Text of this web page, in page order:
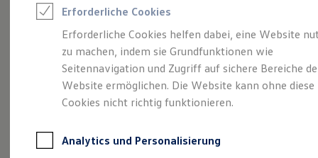
Saisonangebote
Leasing
Leasing-Angebote
Gebrauchtwagen Leasing
Junge Gebrauchtwagen-Leasing
Elektroauto Leasing
Kleinwagen-Leasing
Leasing ohne Anzahlung
Autokredit mit Schlussrate
Versicherungen und Garantien
Eine Klasse für sich.
Der Golf.
Erforderliche Cookies
Erforderliche Cookies helfen dabei, eine Website
zu machen, indem sie Grundfunktionen wie
Seitennavigation und Zugriff auf sichere Bereiche
Website ermöglichen. Die Website kann ohne diese
Cookies nicht richtig funktionieren.
Analytics und Personalisierung